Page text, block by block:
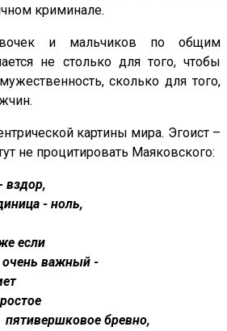
криминале.
и мальчиков по общим
не столько для того, чтобы
сколько для того,
картины мира. Эгоист –
не процитировать Маяковского:
вздор,
- ноль,
важный -
бревно,